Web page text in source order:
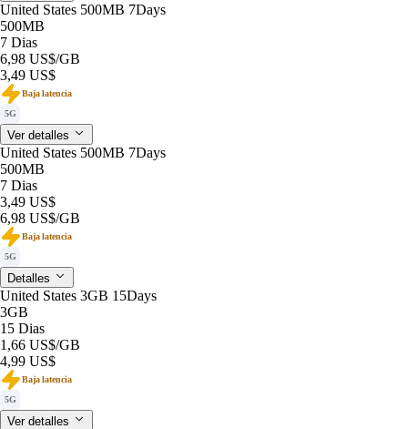
United States 500MB 7Days
500MB
7 Dias
6,98 US$/GB
3,49 US$
Baja latencia
5G
Ver detalles
United States 500MB 7Days
500MB
7 Dias
3,49 US$
6,98 US$/GB
Baja latencia
5G
Detalles
United States 3GB 15Days
3GB
15 Dias
1,66 US$/GB
4,99 US$
Baja latencia
5G
Ver detalles